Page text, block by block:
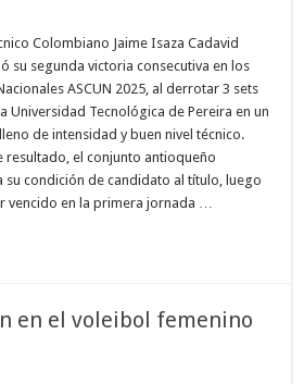
Colombiano Jaime Isaza Cadavid
su segunda victoria consecutiva en los
ASCUN 2025, al derrotar 3 sets
Universidad Tecnológica de Pereira en un
de intensidad y buen nivel técnico.
resultado, el conjunto antioqueño
su condición de candidato al título, luego
vencido en la primera jornada …
en el voleibol femenino